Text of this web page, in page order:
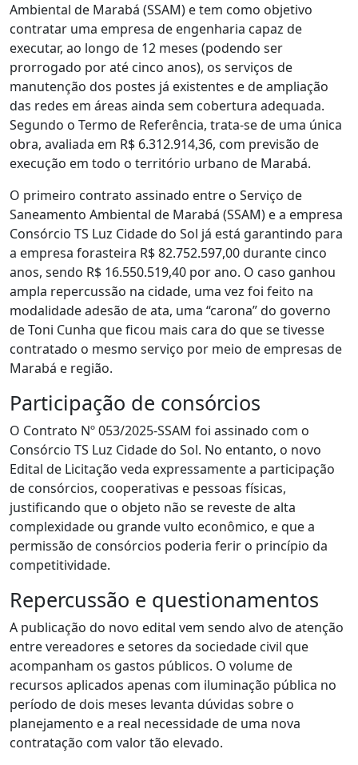
Ambiental de Marabá (SSAM) e tem como objetivo
contratar uma empresa de engenharia capaz de
executar, ao longo de 12 meses (podendo ser
prorrogado por até cinco anos), os serviços de
manutenção dos postes já existentes e de ampliação
das redes em áreas ainda sem cobertura adequada.
Segundo o Termo de Referência, trata-se de uma única
obra, avaliada em R$ 6.312.914,36, com previsão de
execução em todo o território urbano de Marabá.
O primeiro contrato assinado entre o Serviço de
Saneamento Ambiental de Marabá (SSAM) e a empresa
Consórcio TS Luz Cidade do Sol já está garantindo para
a empresa forasteira R$ 82.752.597,00 durante cinco
anos, sendo R$ 16.550.519,40 por ano. O caso ganhou
ampla repercussão na cidade, uma vez foi feito na
modalidade adesão de ata, uma “carona” do governo
de Toni Cunha que ficou mais cara do que se tivesse
contratado o mesmo serviço por meio de empresas de
Marabá e região.
Participação de consórcios
O Contrato Nº 053/2025-SSAM foi assinado com o
Consórcio TS Luz Cidade do Sol. No entanto, o novo
Edital de Licitação veda expressamente a participação
de consórcios, cooperativas e pessoas físicas,
justificando que o objeto não se reveste de alta
complexidade ou grande vulto econômico, e que a
permissão de consórcios poderia ferir o princípio da
competitividade.
Repercussão e questionamentos
A publicação do novo edital vem sendo alvo de atenção
entre vereadores e setores da sociedade civil que
acompanham os gastos públicos. O volume de
recursos aplicados apenas com iluminação pública no
período de dois meses levanta dúvidas sobre o
planejamento e a real necessidade de uma nova
contratação com valor tão elevado.